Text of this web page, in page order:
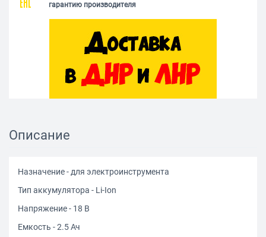
гарантию производителя
Описание
Назначение - для электроинструмента
Тип аккумулятора - Li-Ion
Напряжение - 18 В
Емкость - 2.5 Ач